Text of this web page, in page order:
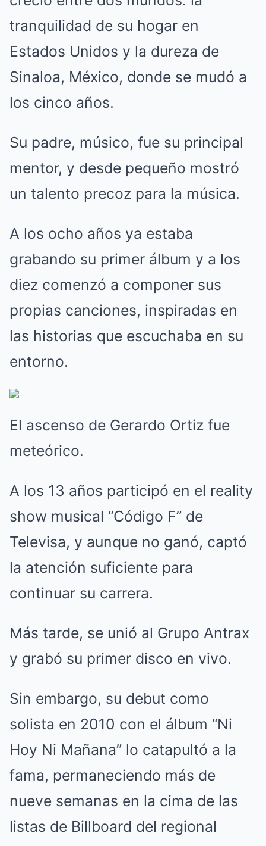
tranquilidad de su hogar en
Estados Unidos y la dureza de
Sinaloa, México, donde se mudó a
los cinco años.
Su padre, músico, fue su principal
mentor, y desde pequeño mostró
un talento precoz para la música.
A los ocho años ya estaba
grabando su primer álbum y a los
diez comenzó a componer sus
propias canciones, inspiradas en
las historias que escuchaba en su
entorno.
El ascenso de Gerardo Ortiz fue
meteórico.
A los 13 años participó en el reality
show musical “Código F” de
Televisa, y aunque no ganó, captó
la atención suficiente para
continuar su carrera.
Más tarde, se unió al Grupo Antrax
y grabó su primer disco en vivo.
Sin embargo, su debut como
solista en 2010 con el álbum “Ni
Hoy Ni Mañana” lo catapultó a la
fama, permaneciendo más de
nueve semanas en la cima de las
listas de Billboard del regional